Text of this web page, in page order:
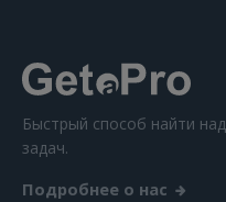
Быстрый способ найти
задач.
Подробнее о нас